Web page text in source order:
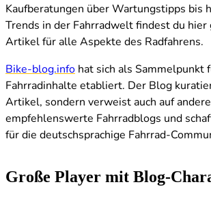
Kaufberatungen über Wartungstipps bis
Trends in der Fahrradwelt findest du
Artikel für alle Aspekte des Radfahrens.
Bike-blog.info hat sich als Sammelpunkt
Fahrradinhalte etabliert. Der Blog
Artikel, sondern verweist auch auf andere
empfehlenswerte Fahrradblogs und
für die deutschsprachige Fahrrad-
Große Player mit Blog-